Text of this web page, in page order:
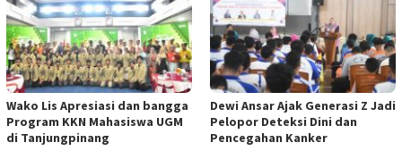
Wako Lis Apresiasi dan bangga
Program KKN Mahasiswa UGM
di Tanjungpinang
Dewi Ansar Ajak Generasi Z Jadi
Pelopor Deteksi Dini dan
Pencegahan Kanker